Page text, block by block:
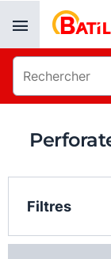
Filtres
Panneau de